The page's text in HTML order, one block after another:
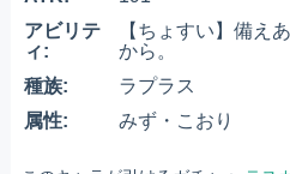
アビリテ
ィ:
【ちょすい】備え
から。
種族:
ラプラス
属性:
みず・こおり